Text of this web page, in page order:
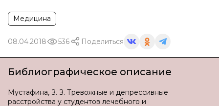
Медицина
08.04.2018 536 Поделиться
Библиографическое описание
Мустафина, З. З. Тревожные и депрессивные
расстройства у студентов лечебного и